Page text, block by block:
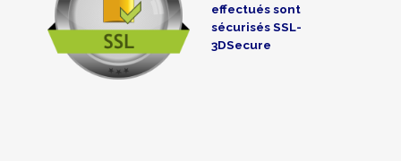
effectués sont
sécurisés SSL-
3DSecure